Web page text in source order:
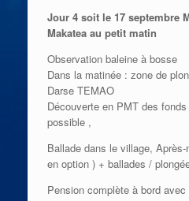
Jour 4 soit le 17 septembre
Makatea au petit matin
Observation baleine à bosse
Dans la matinée : zone de
Darse TEMAO
Découverte en PMT des
possible ,
Ballade dans le village,
en option ) + ballades /
Pension complète à bord